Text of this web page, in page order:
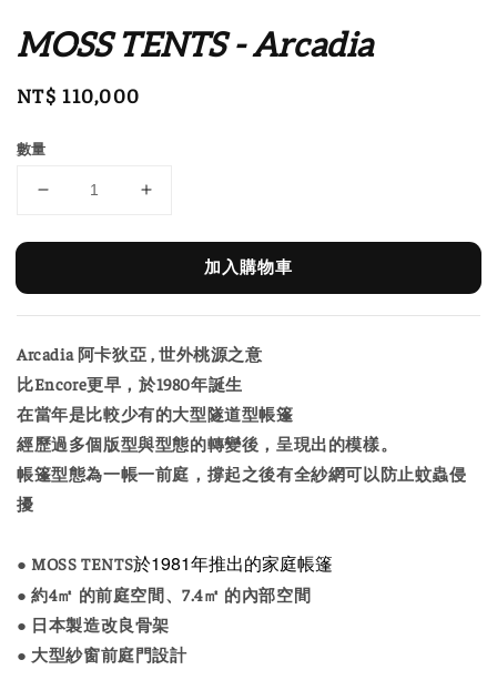
MOSS TENTS - Arcadia
Regular
NT$ 110,000
數量
加入購物車
Arcadia 阿卡狄亞 , 世外桃源之意
比Encore更早，於1980年誕生
在當年是比較少有的大型隧道型帳篷
經歷過多個版型與型態的轉變後，呈現出的模樣。
帳篷型態為一帳一前庭，撐起之後有全紗網可以防止蚊蟲侵
擾
● MOSS TENTS於1981年推出的家庭帳篷
● 約4㎡ 的前庭空間、7.4㎡ 的內部空間
● 日本製造改良骨架
● 大型紗窗前庭門設計